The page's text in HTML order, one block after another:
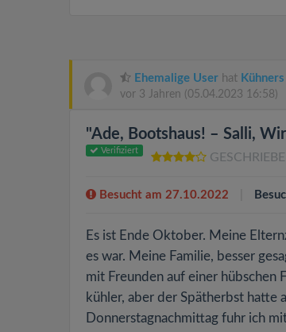
Ehemalige User hat
vor 3 Jahren (05.04.2023 16:58)
"Ade, Bootshaus! – Salli,
Verifiziert
Besucht am 27.10.2022
Es ist Ende Oktober. Meine
es war. Meine Familie, besser
mit Freunden auf einer hübschen
kühler, aber der Spätherbst hatte
Donnerstagnachmittag fuhr ich